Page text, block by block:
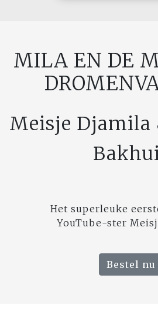
MILA EN DE
Meisje Djamila
Het superleuke
YouTube-ster
Bestel nu